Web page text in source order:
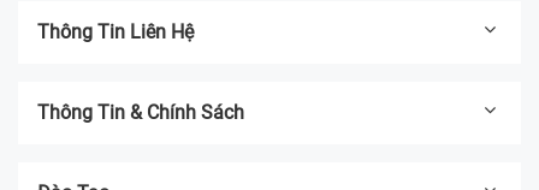
Thông Tin Liên Hệ
Thông Tin & Chính Sách